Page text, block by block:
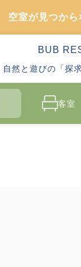
空室が見つか
BUB
自然と遊びの「探
客室